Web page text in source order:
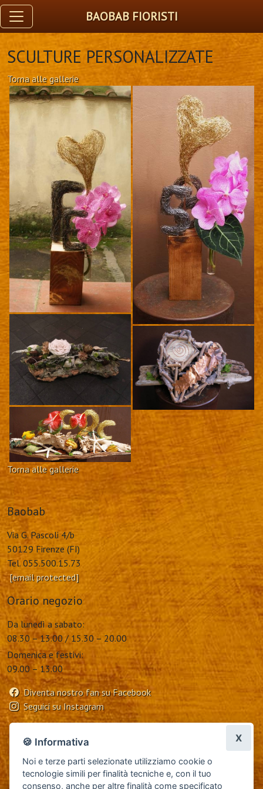
BAOBAB FIORISTI
SCULTURE PERSONALIZZATE
Torna alle gallerie
Torna alle gallerie
Baobab
Via G. Pascoli 4/b
50129 Firenze (FI)
Tel. 055.500.15.73
[email protected]
Orario negozio
Da lunedì a sabato:
08.30 – 13.00 / 15.30 – 20.00
Domenica e festivi:
09.00 – 13.00
Diventa nostro fan su Facebook
Seguici su Instagram
🍪 Informativa
Noi e terze parti selezionate utilizziamo cookie o
tecnologie simili per finalità tecniche e, con il tuo
consenso, anche per altre finalità come specificato
X